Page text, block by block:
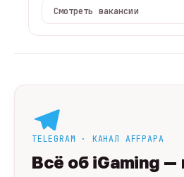
Смотреть вакансии
TELEGRAM · КАНАЛ AFFPAPA
Всё об iGaming —